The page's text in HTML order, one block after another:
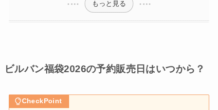
もっと見る
ビルバン福袋2026の予約販売日はいつから？
CheckPoint